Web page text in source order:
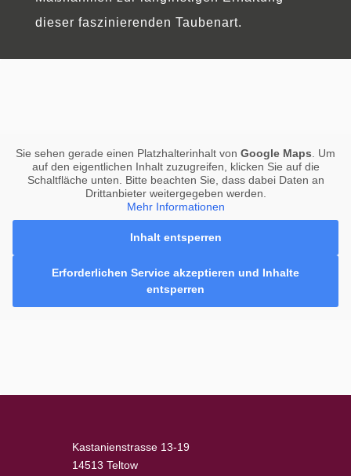
dieser faszinierenden Taubenart.
Sie sehen gerade einen Platzhalterinhalt von Google Maps . Um
auf den eigentlichen Inhalt zuzugreifen, klicken Sie auf die
Schaltfläche unten. Bitte beachten Sie, dass dabei Daten an
Drittanbieter weitergegeben werden.
Mehr Informationen
Inhalt entsperren
Erforderlichen Service akzeptieren und Inhalte
entsperren
Kastanienstrasse 13-19
14513 Teltow